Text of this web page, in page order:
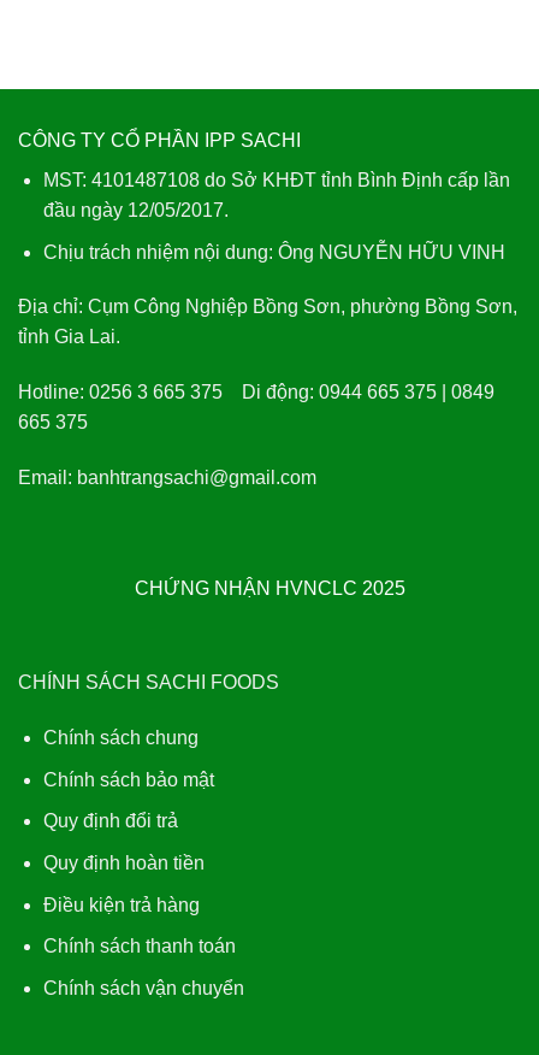
CÔNG TY CỔ PHẦN IPP SACHI
MST: 4101487108 do Sở KHĐT tỉnh Bình Định cấp lần
đầu ngày 12/05/2017.
Chịu trách nhiệm nội dung: Ông NGUYỄN HỮU VINH
Địa chỉ: Cụm Công Nghiệp Bồng Sơn, phường Bồng Sơn,
tỉnh Gia Lai.
Hotline: 0256 3 665 375 Di động: 0944 665 375 | 0849
665 375
Email: banhtrangsachi@gmail.com
CHỨNG NHẬN HVNCLC 2025
CHÍNH SÁCH SACHI FOODS
Chính sách chung
Chính sách bảo mật
Quy định đổi trả
Quy định hoàn tiền
Điều kiện trả hàng
Chính sách thanh toán
Chính sách vận chuyển